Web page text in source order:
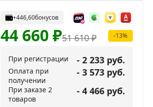
+446,60бонусов
51 610₽
44 660₽ -13%
При регистрации - 2 233 руб.
Оплата при
получении
- 3 573 руб.
При заказе 2
товаров
- 4 466 руб.